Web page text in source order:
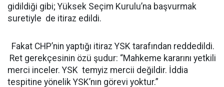
gidildiği gibi; Yüksek Seçim Kurulu’na başvurmak
suretiyle de itiraz edildi.
Fakat CHP’nin yaptığı itiraz YSK tarafından reddedildi.
Ret gerekçesinin özü şudur: “Mahkeme kararını yetkili
merci inceler. YSK temyiz mercii değildir. İddia
tespitine yönelik YSK’nın görevi yoktur.”